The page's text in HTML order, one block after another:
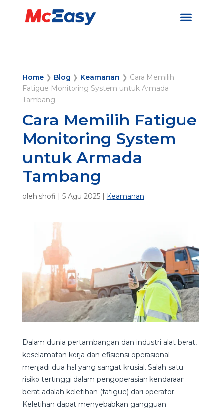
Home❯ Blog ❯ Keamanan ❯ Cara Memilih
Fatigue Monitoring System untuk Armada
Tambang
Cara Memilih Fatigue
Monitoring System
untuk Armada
Tambang
oleh shofi | 5 Agu 2025| Keamanan
Dalam dunia pertambangan dan industri alat berat,
keselamatan kerja dan efisiensi operasional
menjadi dua hal yang sangat krusial. Salah satu
risiko tertinggi dalam pengoperasian kendaraan
berat adalah keletihan (fatigue) dari operator.
Keletihan dapat menyebabkan gangguan